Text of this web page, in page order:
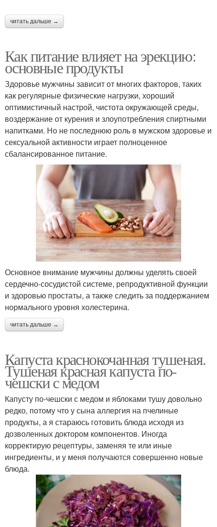
читать дальше →
Как питание влияет на эрекцию:
основные продукты
Здоровье мужчины зависит от многих факторов, таких
как регулярные физические нагрузки, хороший
оптимистичный настрой, чистота окружающей среды,
воздержание от курения и злоупотребления спиртными
напитками. Но не последнюю роль в мужском здоровье и
сексуальной активности играет полноценное
сбалансированное питание.
Основное внимание мужчины должны уделять своей
сердечно-сосудистой системе, репродуктивной функции
и здоровью простаты, а также следить за поддержанием
нормального уровня холестерина.
читать дальше →
Капуста краснокочанная тушеная.
Тушеная красная капуста по-
чешски с медом
Капусту по-чешски с медом и яблоками тушу довольно
редко, потому что у сына аллергия на пчелиные
продукты, а я стараюсь готовить блюда исходя из
дозволенных доктором компонентов. Иногда
корректирую рецептуры, заменяя те или иные
ингредиенты, и у меня получаются совершенно новые
блюда.